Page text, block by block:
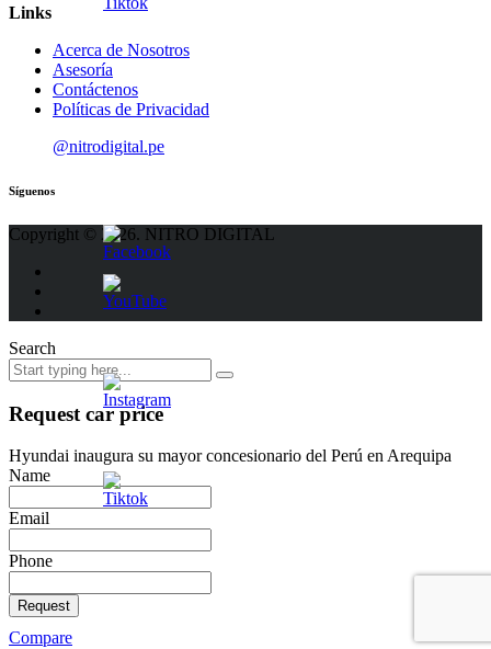
Links
Acerca de Nosotros
Asesoría
Contáctenos
Políticas de Privacidad
@nitrodigital.pe
Síguenos
Copyright © 2026. NITRO DIGITAL
Search
Request car price
Hyundai inaugura su mayor concesionario del Perú en Arequipa
Name
Email
Phone
Request
Compare